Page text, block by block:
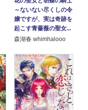
～ないない尽くしの令
嬢ですが、実は奇跡を
起こす青薔薇の聖女...
森湖春 whimhalooo